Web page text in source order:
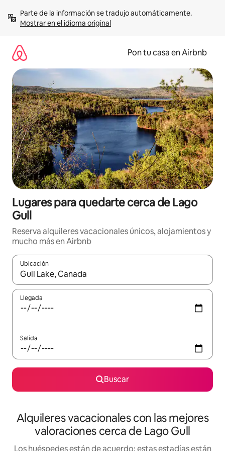
contenidoMostrar en el idioma original
Pon tu casa en Airbnb
Lugares para quedarte cerca de Lago
Gull
Reserva alquileres vacacionales únicos, alojamientos y
mucho más en Airbnb
Ubicación
Cuando los resultados estén disponibles, navega con las
Llegada
Salida
Buscar
Alquileres vacacionales con las mejores
valoraciones cerca de Lago Gull
Los huéspedes están de acuerdo: estas estadías están